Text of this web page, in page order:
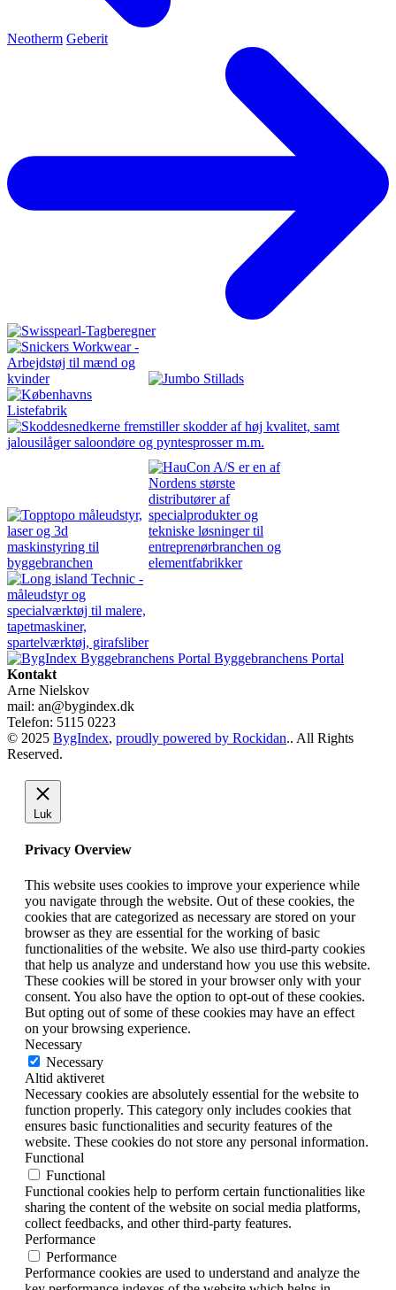
Neotherm Geberit
Byggebranchens Portal
Kontakt
Arne Nielskov
mail: an@bygindex.dk
Telefon: 5115 0223
© 2025 BygIndex, proudly powered by Rockidan.. All Rights
Reserved.
Luk
Privacy Overview
This website uses cookies to improve your experience while
you navigate through the website. Out of these cookies, the
cookies that are categorized as necessary are stored on your
browser as they are essential for the working of basic
functionalities of the website. We also use third-party cookies
that help us analyze and understand how you use this website.
These cookies will be stored in your browser only with your
consent. You also have the option to opt-out of these cookies.
But opting out of some of these cookies may have an effect
on your browsing experience.
Necessary
Necessary
Altid aktiveret
Necessary cookies are absolutely essential for the website to
function properly. This category only includes cookies that
ensures basic functionalities and security features of the
website. These cookies do not store any personal information.
Functional
Functional
Functional cookies help to perform certain functionalities like
sharing the content of the website on social media platforms,
collect feedbacks, and other third-party features.
Performance
Performance
Performance cookies are used to understand and analyze the